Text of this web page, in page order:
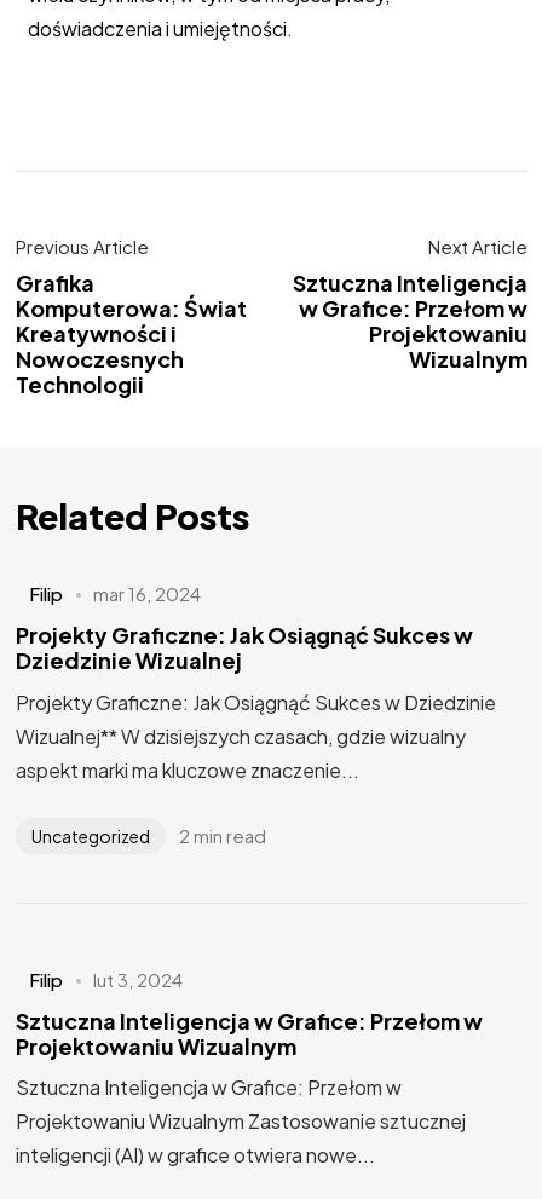
doświadczenia i umiejętności.
Previous Article
Grafika
Komputerowa: Świat
Kreatywności i
Nowoczesnych
Technologii
Next Article
Sztuczna Inteligencja
w Grafice: Przełom w
Projektowaniu
Wizualnym
Related Posts
Filip mar 16, 2024
Projekty Graficzne: Jak Osiągnąć Sukces w
Dziedzinie Wizualnej
Projekty Graficzne: Jak Osiągnąć Sukces w Dziedzinie
Wizualnej** W dzisiejszych czasach, gdzie wizualny
aspekt marki ma kluczowe znaczenie...
Uncategorized 2 min read
Filip lut 3, 2024
Sztuczna Inteligencja w Grafice: Przełom w
Projektowaniu Wizualnym
Sztuczna Inteligencja w Grafice: Przełom w
Projektowaniu Wizualnym Zastosowanie sztucznej
inteligencji (AI) w grafice otwiera nowe...